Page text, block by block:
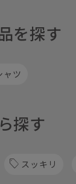
を探す
ャツ
探す
スッキリ